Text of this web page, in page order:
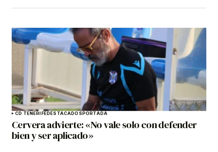
CD TENERIFEDESTACADOSPORTADA
Cervera advierte: «No vale solo con defender
bien y ser aplicado»